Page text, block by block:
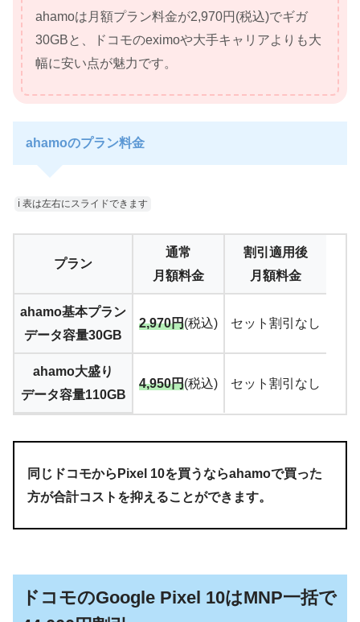
ahamoは月額プラン料金が2,970円(税込)でギガ
30GBと、ドコモのeximoや大手キャリアよりも大
幅に安い点が魅力です。
ahamoのプラン料金
ℹ︎ 表は左右にスライドできます
プラン
通常
月額料金
割引適用後
月額料金
ahamo基本プラン
データ容量30GB
2,970円(税込) セット割引なし
ahamo大盛り
データ容量110GB
4,950円(税込) セット割引なし
同じドコモからPixel 10を買うならahamoで買った
方が合計コストを抑えることができます。
ドコモのGoogle Pixel 10はMNP一括で